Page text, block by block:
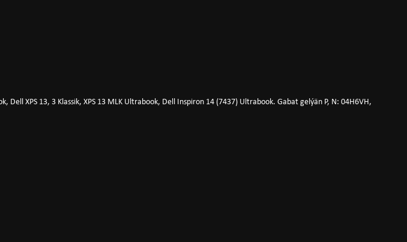
Dell XPS 13, 3 Klassik, XPS 13 MLK Ultrabook, Dell Inspiron 14 (7437) Ultrabook. Gabat gelýän P, N: 04H6VH,